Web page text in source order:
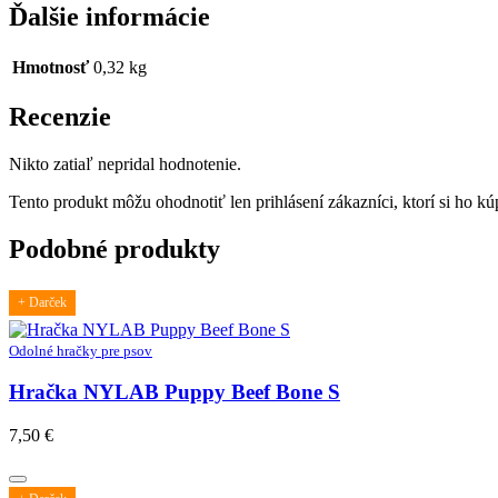
Ďalšie informácie
Hmotnosť 0,32 kg
Recenzie
Nikto zatiaľ nepridal hodnotenie.
Tento produkt môžu ohodnotiť len prihlásení zákazníci, ktorí si ho
Podobné produkty
+ Darček
Odolné hračky pre psov
Hračka NYLAB Puppy Beef Bone S
7,50 €